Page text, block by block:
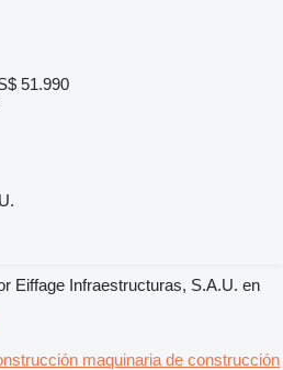
51.990
Eiffage Infraestructuras, S.A.U. en
maquinaria de construcción